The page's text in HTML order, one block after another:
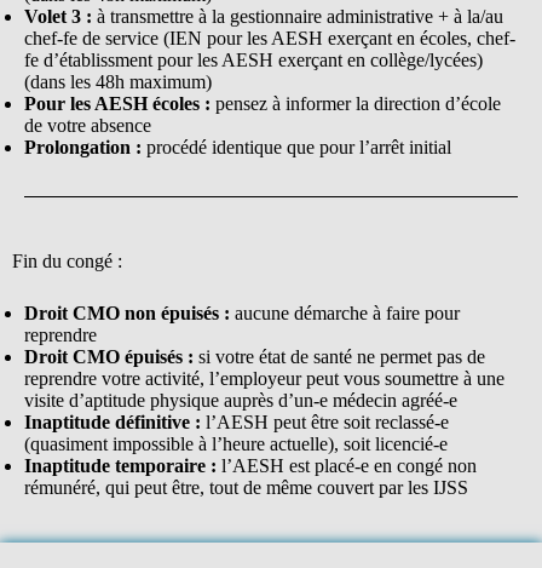
Volet 3 : à transmettre à la gestionnaire administrative + à la/au
chef-fe de service (IEN pour les AESH exerçant en écoles, chef-
fe d’établissment pour les AESH exerçant en collège/lycées)
(dans les 48h maximum)
Pour les AESH écoles : pensez à informer la direction d’école
de votre absence
Prolongation : procédé identique que pour l’arrêt initial
Fin du congé :
Droit CMO non épuisés : aucune démarche à faire pour
reprendre
Droit CMO épuisés : si votre état de santé ne permet pas de
reprendre votre activité, l’employeur peut vous soumettre à une
visite d’aptitude physique auprès d’un-e médecin agréé-e
Inaptitude définitive : l’AESH peut être soit reclassé-e
(quasiment impossible à l’heure actuelle), soit licencié-e
Inaptitude temporaire : l’AESH est placé-e en congé non
rémunéré, qui peut être, tout de même couvert par les IJSS